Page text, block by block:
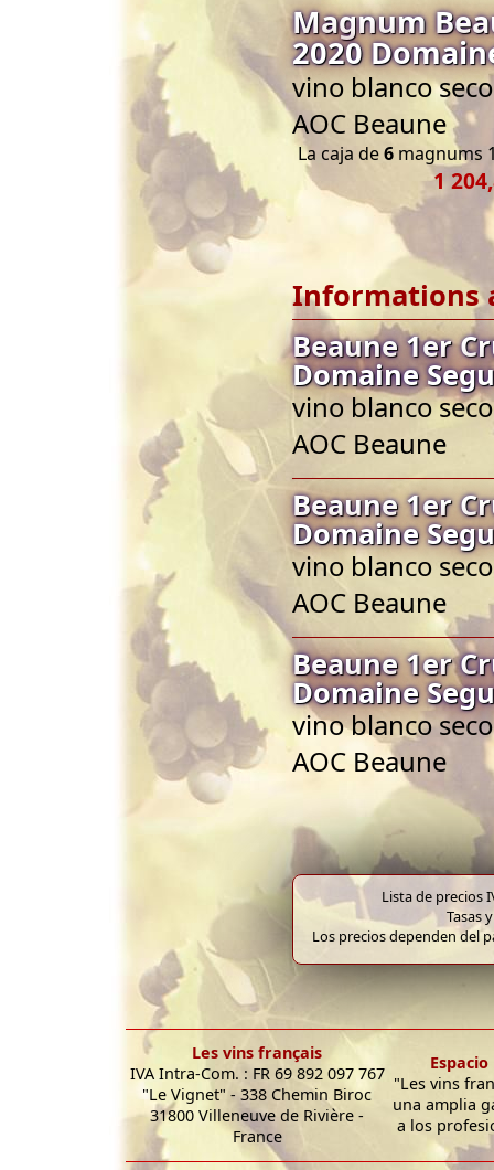
Magnum
2020
vino blanco
AOC Beaune
La caja de6 magnums
1
Informations
Beaune 1er
Domaine
vino blanco
AOC Beaune
Beaune 1er
Domaine
vino blanco
AOC Beaune
Beaune 1er
Domaine
vino blanco
AOC Beaune
Lista de precios
Tasas
Los precios dependen del
Les vins français
IVA Intra-Com. : FR 69 892 097 767
"Le Vignet" - 338 Chemin Biroc
31800 Villeneuve de Rivière -
France
"Les vins
una amplia
a los